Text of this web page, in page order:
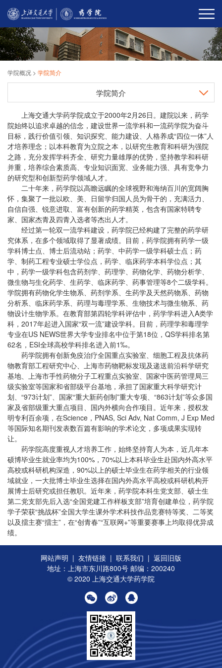
学院概况 > 学院简介
学院简介
上海交通大学药学院成立于2000年2月26日。建院以来，药学
院始终以追求卓越的信念，建设世界一流学科和一流药学院为奋斗
目标，践行价值引领、知识探究、能力建设、人格养成“四位一体”人
才培养理念；以本科教育为立院之本，以研究生教育和科研为强院
之路，充分发挥学科齐全、研究力量雄厚的优势，坚持教学和科研
并重，培养综合素质高、专业知识面宽、业务能力强、具有竞争力
的研究型和创新型药学领域人才。
二十年来，药学院以高瞻远瞩的全球视野和海纳百川的宽阔胸
怀，集聚了一批以欧、美、日留学归国人员为骨干的，充满活力、
自信自强、锐意进取、富有创新的药学精英，包含有国家特聘专
家、国家杰青及四青入选者等杰出人才。
经过第一轮双一流学科建设，药学院已经构建了完整的药学研
究体系，在多个领域取得了显著成绩。目前，药学院拥有药学一级
学科博士点、博士后流动站；药学、中药学一级学科硕士点；药
学、制药工程专业硕士学位点，药学、临床药学本科学位点；其
中，药学一级学科包含药剂学、药理学、药物化学、药物分析学、
微生物与生化药学、生药学、临床药学、药事管理等8个二级学科。
学院拥有药物化学生物系、药剂学系、生药学及天然药物系、药物
分析系、临床药学系、药理与毒理学系、生物技术与微生物系、药
物设计生物学系。在教育部第四轮学科评估中，药学学科进入A类学
科，2017年起进入国家“双一流”建设学科。目前，药理学和毒理学
专业在US NEWS世界大学专业排名中位于第18位，QS学科排名第
62名，ESI全球高校学科排名进入前1‰。
药学院拥有创新免疫治疗全国重点实验室、细胞工程及抗体药
物教育部工程研究中心、上海市药物靶标发现及递送前沿科学研究
基地、上海市手性药物分子工程重点实验室、国家中医药管理局三
级实验室等国家和省部级平台基地，承担了国家重大科学研究计
划、“973计划”、国家“重大新药创制”重大专项、“863计划”等众多国
家及省部级重大重点项目、国内外横向合作项目。近年来，授权发
明专利百余项，在Science，PNAS, Sci Adv, Nat Comm, J Exp Med
等国际知名期刊发表数百篇有影响的学术论文，多项成果实现转
让。
药学院高度重视人才培养工作，始终坚持育人为本，近几年本
硕博毕业生就业率均为100%，70%以上本科毕业生赴国内外高水平
高校或科研机构深造，90%以上的硕士毕业生在药学相关的行业领
域就业，一大批博士毕业生选择在国内外高水平高校或科研机构开
展博士后研究或担任教职。近年来，药学院本科生党支部、硕士生
第二党支部先后入选“全国党建工作样板支部”培育创建单位，药学院
学子荣获“挑战杯”全国大学生课外学术科技作品竞赛特等奖、二等奖
以及擂主赛“擂主”，在“创青春”“互联网+”等重要赛事上均取得优异成
绩。
网站声明 | 友情链接 | 联系我们 | 返回旧版
地址：上海市东川路800号 邮编：200240
© 2020 上海交通大学药学院